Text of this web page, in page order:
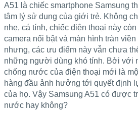
A51 là chiếc smartphone Samsung
tâm lý sử dụng của giới trẻ. Không
nhẹ, cá tính, chiếc điện thoại này
camera nổi bật và màn hình tràn
nhưng, các ưu điểm này vẫn chưa
những người dùng khó tính. Bởi với
chống nước của điện thoại mới là
hàng đầu ảnh hưởng tới quyết định
của họ. Vậy Samsung A51 có được
nước hay không?